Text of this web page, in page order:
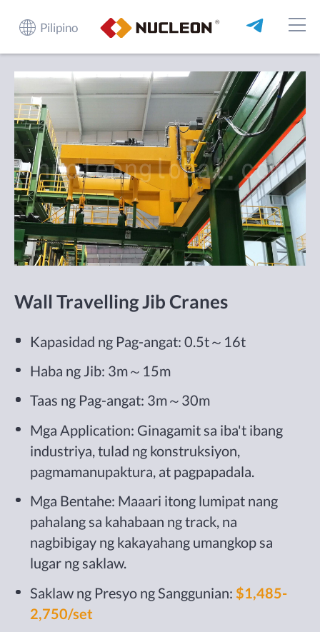
Pilipino
Wall Travelling Jib Cranes
Kapasidad ng Pag-angat: 0.5t～16t
Haba ng Jib: 3m～15m
Taas ng Pag-angat: 3m～30m
Mga Application: Ginagamit sa iba't ibang
industriya, tulad ng konstruksiyon,
pagmamanupaktura, at pagpapadala.
Mga Bentahe: Maaari itong lumipat nang
pahalang sa kahabaan ng track, na
nagbibigay ng kakayahang umangkop sa
lugar ng saklaw.
Saklaw ng Presyo ng Sanggunian: $1,485-
2,750/set